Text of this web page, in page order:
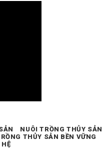
NUÔI TRỒNG THỦY SẢN
THỦY SẢN BỀN VỮNG